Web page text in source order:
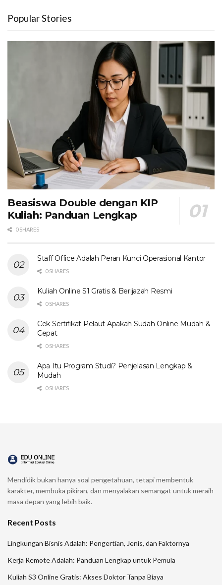
Popular Stories
Beasiswa Double dengan KIP
Kuliah: Panduan Lengkap
0 SHARES
Staff Office Adalah Peran Kunci Operasional Kantor
0 SHARES
Kuliah Online S1 Gratis & Berijazah Resmi
0 SHARES
Cek Sertifikat Pelaut Apakah Sudah Online Mudah &
Cepat
0 SHARES
Apa Itu Program Studi? Penjelasan Lengkap &
Mudah
0 SHARES
Mendidik bukan hanya soal pengetahuan, tetapi membentuk
karakter, membuka pikiran, dan menyalakan semangat untuk meraih
masa depan yang lebih baik.
Recent Posts
Lingkungan Bisnis Adalah: Pengertian, Jenis, dan Faktornya
Kerja Remote Adalah: Panduan Lengkap untuk Pemula
Kuliah S3 Online Gratis: Akses Doktor Tanpa Biaya